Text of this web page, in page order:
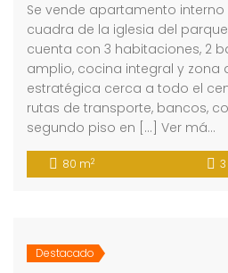
Se vende apartamento interno
cuadra de la iglesia del
cuenta con 3 habitaciones, 2
amplio, cocina integral y zona
estratégica cerca a todo el
rutas de transporte, bancos,
segundo piso en […] Ver má…
80 m2 3
Destacado